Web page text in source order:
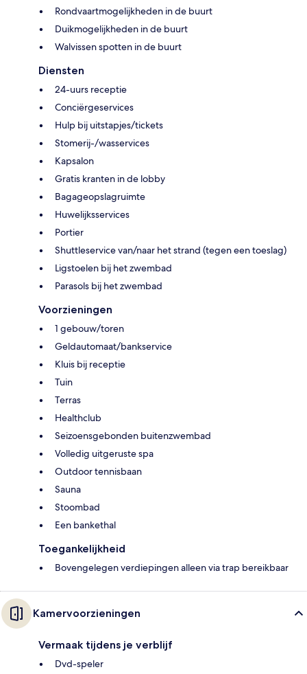
Rondvaartmogelijkheden in de buurt
Duikmogelijkheden in de buurt
Walvissen spotten in de buurt
Diensten
24-uurs receptie
Conciërgeservices
Hulp bij uitstapjes/tickets
Stomerij-/wasservices
Kapsalon
Gratis kranten in de lobby
Bagageopslagruimte
Huwelijksservices
Portier
Shuttleservice van/naar het strand (tegen een toeslag)
Ligstoelen bij het zwembad
Parasols bij het zwembad
Voorzieningen
1 gebouw/toren
Geldautomaat/bankservice
Kluis bij receptie
Tuin
Terras
Healthclub
Seizoensgebonden buitenzwembad
Volledig uitgeruste spa
Outdoor tennisbaan
Sauna
Stoombad
Een bankethal
Toegankelijkheid
Bovengelegen verdiepingen alleen via trap bereikbaar
Kamervoorzieningen
Vermaak tijdens je verblijf
Dvd-speler